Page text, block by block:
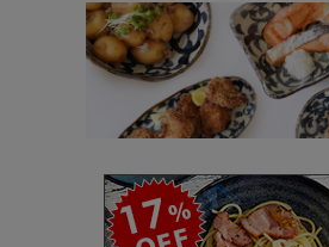
箸・カトラリー・雑貨など
- 箸
- 箸置き
- カトラリー